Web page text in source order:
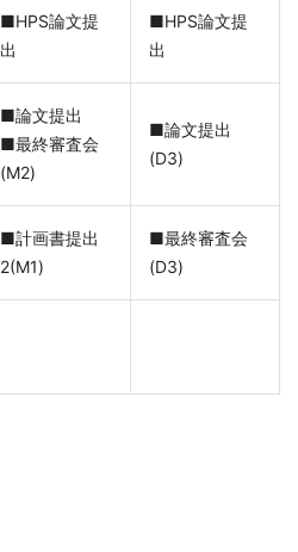
■HPS論文提
出
■HPS論文提
出
■論文提出
■最終審査会
(M2)
■論文提出
(D3)
■計画書提出
2(M1)
■最終審査会
(D3)